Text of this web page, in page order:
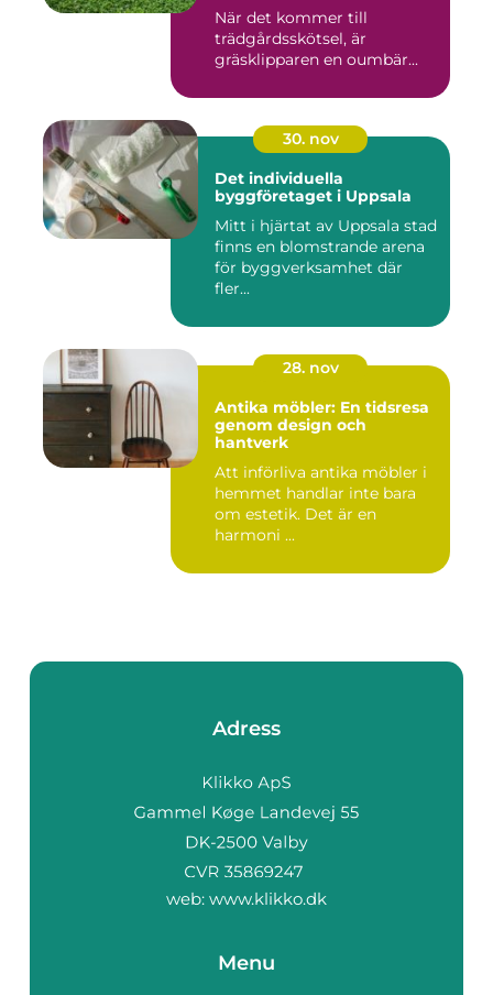
När det kommer till
trädgårdsskötsel, är
gräsklipparen en oumbär...
30. nov
Det individuella
byggföretaget i Uppsala
Mitt i hjärtat av Uppsala stad
finns en blomstrande arena
för byggverksamhet där
fler...
28. nov
Antika möbler: En tidsresa
genom design och
hantverk
Att införliva antika möbler i
hemmet handlar inte bara
om estetik. Det är en
harmoni ...
Adress
web: www.klikko.dk
Menu